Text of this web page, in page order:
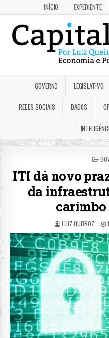
INÍCIO EXPEDIENTE
GOVERNO LEGISLATIVO
REDES SOCIAIS DADOS
ITI dá novo
da
carimbo
LUIZ QUEIROZ